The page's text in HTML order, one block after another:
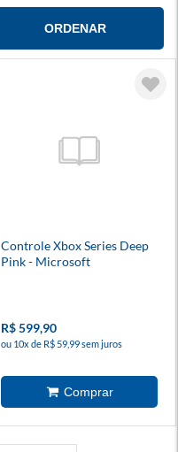
ORDENAR
Controle Xbox Series Deep
Pink - Microsoft
R$ 599,90
ou 10x de R$ 59,99 sem juros